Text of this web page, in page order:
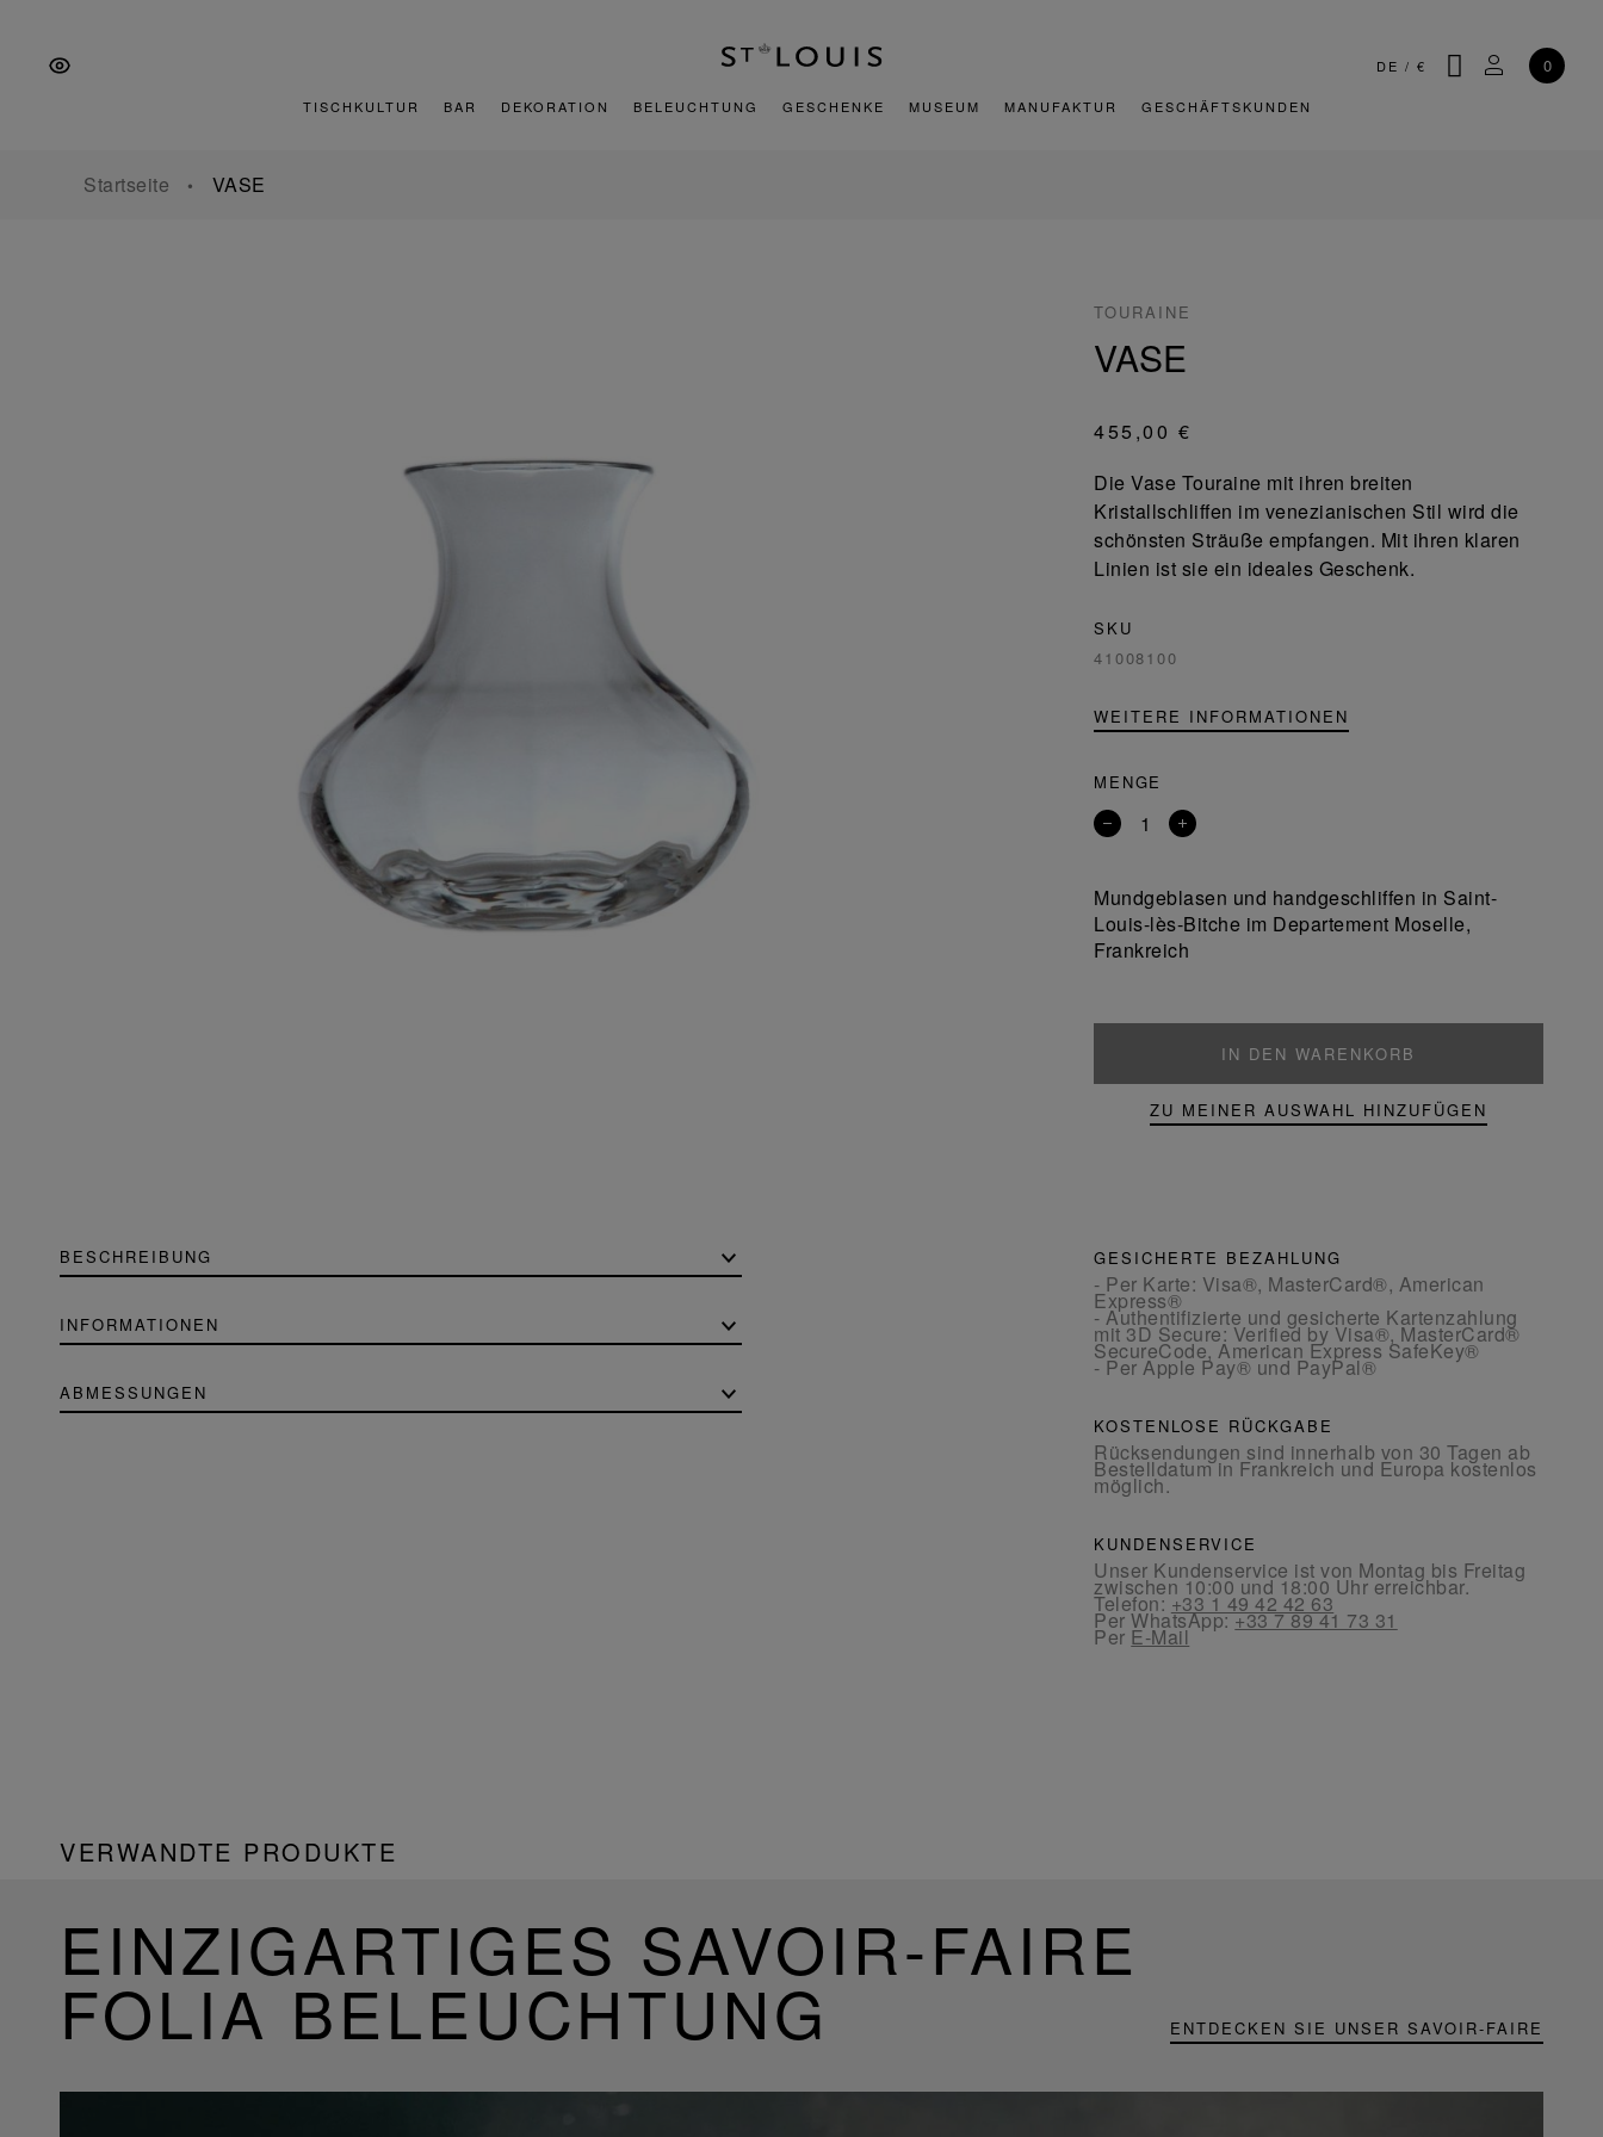
springen
springen
springen
DE / € SUCHEMEIN
0
TISCHKULTUR BAR DEKORATION BELEUCHTUNG GESCHENKE MUSEUM MANUFAKTUR GESCHÄFTSKUNDEN
Startseite VASE
TOURAINE
VASE
455,00 €
Die Vase Touraine mit ihren breiten
Kristallschliffen im venezianischen Stil wird die
schönsten Sträuße empfangen. Mit ihren klaren
Linien ist sie ein ideales Geschenk.
SKU
41008100
WEITERE INFORMATIONEN
MENGE
Entfernen
Produkt
Ein
Mundgeblasen und handgeschliffen in Saint-
Louis-lès-Bitche im Departement Moselle,
Frankreich
IN DEN WARENKORB
ZU MEINER AUSWAHL HINZUFÜGEN
BESCHREIBUNG
INFORMATIONEN
ABMESSUNGEN
GESICHERTE BEZAHLUNG
- Per Karte: Visa®, MasterCard®, American
Express®
- Authentifizierte und gesicherte Kartenzahlung
mit 3D Secure: Verified by Visa®, MasterCard®
SecureCode, American Express SafeKey®
- Per Apple Pay® und PayPal®
KOSTENLOSE RÜCKGABE
Rücksendungen sind innerhalb von 30 Tagen ab
Bestelldatum in Frankreich und Europa kostenlos
möglich.
KUNDENSERVICE
Unser Kundenservice ist von Montag bis Freitag
zwischen 10:00 und 18:00 Uhr erreichbar.
Telefon:+33 1 49 42 42 63
Per WhatsApp:+33 7 89 41 73 31
Per E-Mail
VERWANDTE PRODUKTE
EINZIGARTIGES SAVOIR-FAIRE
FOLIA BELEUCHTUNG ENTDECKEN SIE UNSER SAVOIR-FAIRE